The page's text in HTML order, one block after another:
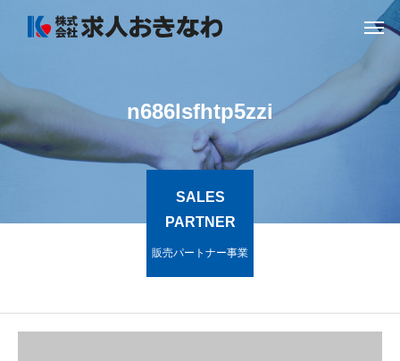
n686lsfhtp5zzi
SALES
PARTNER
販売パートナー事業